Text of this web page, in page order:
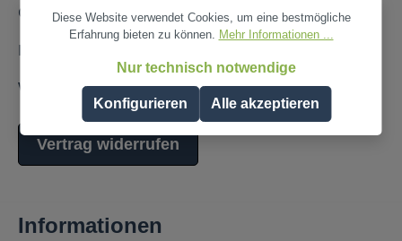
Cookie-Voreinstellungen
Kontaktformular
Widerrufsrecht
Vertrag widerrufen
Informationen
Diese Website verwendet Cookies, um eine bestmögliche
Erfahrung bieten zu können.
Mehr Informationen ...
Nur technisch notwendige
Konfigurieren Alle akzeptieren